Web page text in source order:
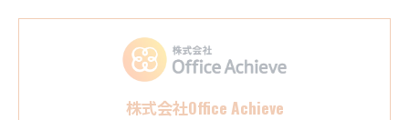
株式会社Office Achieve